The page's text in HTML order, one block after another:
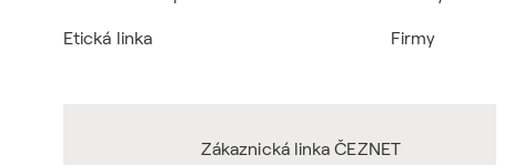
Etická linka
Firmy
Zákaznická linka ČEZNET